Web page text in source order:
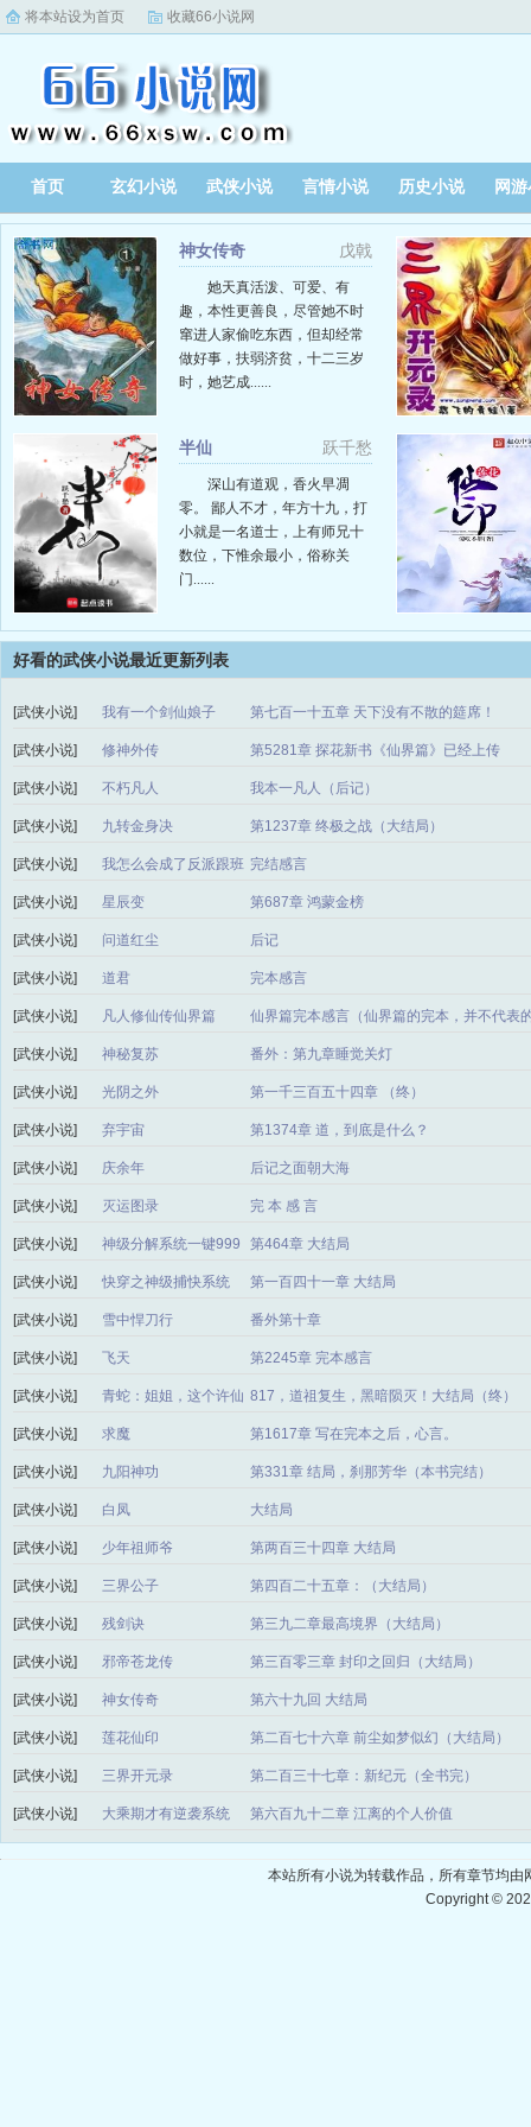
将本站设为首页 收藏66小说网
首页 玄幻小说 武侠小说 言情小说 历史小说 网
戊戟
神女传奇
她天真活泼、可爱、有
趣，本性更善良，尽管她不时
窜进人家偷吃东西，但却经常
做好事，扶弱济贫，十二三岁
时，她艺成......
跃千愁
半仙
深山有道观，香火早凋
零。 鄙人不才，年方十九，打
小就是一名道士，上有师兄十
数位，下惟余最小，俗称关
门......
好看的武侠小说最近更新列表
[武侠小说] 我有一个剑仙娘子 第七百一十五章 天下没有不散的筵席！
[武侠小说] 修神外传 第5281章 探花新书《仙界篇》已经上传
[武侠小说] 不朽凡人 我本一凡人（后记）
[武侠小说] 九转金身决 第1237章 终极之战（大结局）
[武侠小说] 我怎么会成了反派跟班 完结感言
[武侠小说] 星辰变 第687章 鸿蒙金榜
[武侠小说] 问道红尘 后记
[武侠小说] 道君 完本感言
[武侠小说] 凡人修仙传仙界篇
仙界篇完本感言（仙界篇的完本，并不代表
凡人修仙故事的结束^^）
[武侠小说] 神秘复苏 番外：第九章睡觉关灯
[武侠小说] 光阴之外 第一千三百五十四章 （终）
[武侠小说] 弃宇宙 第1374章 道，到底是什么？
[武侠小说] 庆余年 后记之面朝大海
[武侠小说] 灭运图录 完 本 感 言
[武侠小说]
神级分解系统一键999
级
第464章 大结局
[武侠小说] 快穿之神级捕快系统 第一百四十一章 大结局
[武侠小说] 雪中悍刀行 番外第十章
[武侠小说] 飞天 第2245章 完本感言
[武侠小说]
青蛇：姐姐，这个许仙
我要了！
817，道祖复生，黑暗陨灭！大结局（终）
[武侠小说] 求魔 第1617章 写在完本之后，心言。
[武侠小说] 九阳神功 第331章 结局，刹那芳华（本书完结）
[武侠小说] 白凤 大结局
[武侠小说] 少年祖师爷 第两百三十四章 大结局
[武侠小说] 三界公子 第四百二十五章：（大结局）
[武侠小说] 残剑诀 第三九二章最高境界（大结局）
[武侠小说] 邪帝苍龙传 第三百零三章 封印之回归（大结局）
[武侠小说] 神女传奇 第六十九回 大结局
[武侠小说] 莲花仙印 第二百七十六章 前尘如梦似幻（大结局）
[武侠小说] 三界开元录 第二百三十七章：新纪元（全书完）
[武侠小说] 大乘期才有逆袭系统 第六百九十二章 江离的个人价值
本站所有小说为转载作品，所有章节均
Copyright ©